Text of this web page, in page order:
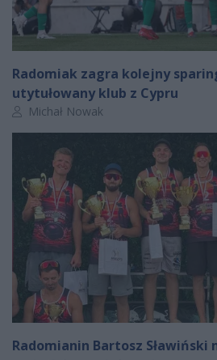
Radomiak zagra kolejny
utytułowany klub z Cypru
Autor artykułu:
Michał Nowak
Radomianin Bartosz